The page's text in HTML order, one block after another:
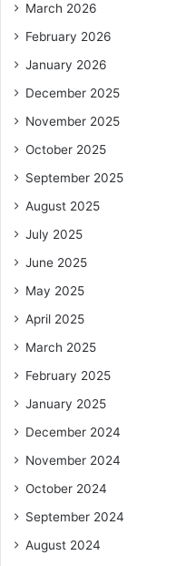
March 2026
February 2026
January 2026
December 2025
November 2025
October 2025
September 2025
August 2025
July 2025
June 2025
May 2025
April 2025
March 2025
February 2025
January 2025
December 2024
November 2024
October 2024
September 2024
August 2024